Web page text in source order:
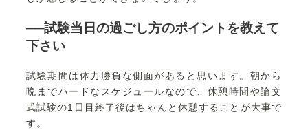
──試験当日の過ごし方のポイントを教えて
下さい
試験期間は体力勝負な側面があると思います。朝から
晩までハードなスケジュールなので、休憩時間や論文
式試験の1日目終了後はちゃんと休憩することが大事で
す。